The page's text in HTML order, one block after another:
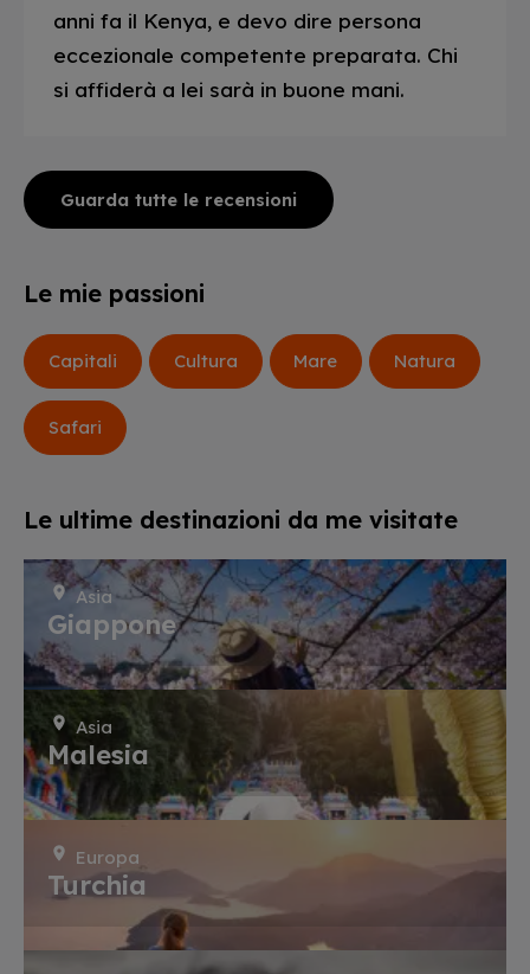
anni fa il Kenya, e devo dire persona
eccezionale competente preparata. Chi
si affiderà a lei sarà in buone mani.
Guarda tutte le recensioni
Le mie passioni
Capitali Cultura Mare Natura
Safari
Le ultime destinazioni da me visitate
Asia
Giappone
Asia
Malesia
Europa
Turchia